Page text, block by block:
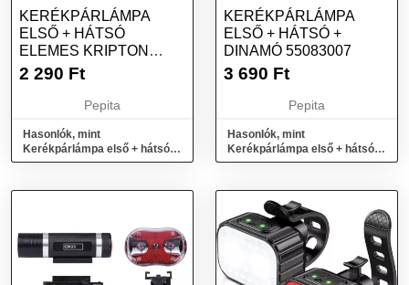
KERÉKPÁRLÁMPA
ELSŐ + HÁTSÓ
ELEMES KRIPTON
55322110
2 290 Ft
Pepita
Hasonlók, mint
Kerékpárlámpa első + hátsó
elemes KRIPTON 55322110
KERÉKPÁRLÁMPA
ELSŐ + HÁTSÓ +
DINAMÓ 55083007
3 690 Ft
Pepita
Hasonlók, mint
Kerékpárlámpa első + hátsó +
dinamó 55083007